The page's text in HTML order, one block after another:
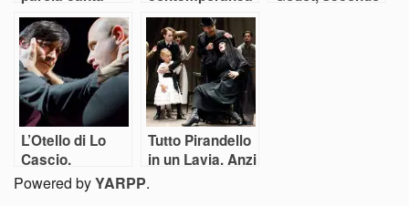
L’Otello di Lo
Cascio.
Shakespeare e
Tutto Pirandello
in un Lavia. Anzi
Powered byYARPP.